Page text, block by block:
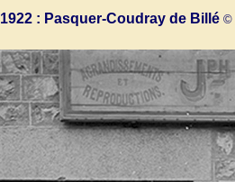
1922 : Pasquer-Coudray de Billé ©